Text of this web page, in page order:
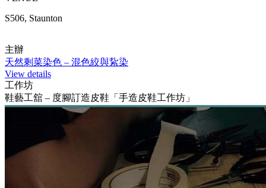
S506, Staunton
主辦
天然剩菜染色 – 混色絞與紥染
View details
工作坊
鞋藝工舘 – 度腳訂造皮鞋「手造皮鞋工作坊」